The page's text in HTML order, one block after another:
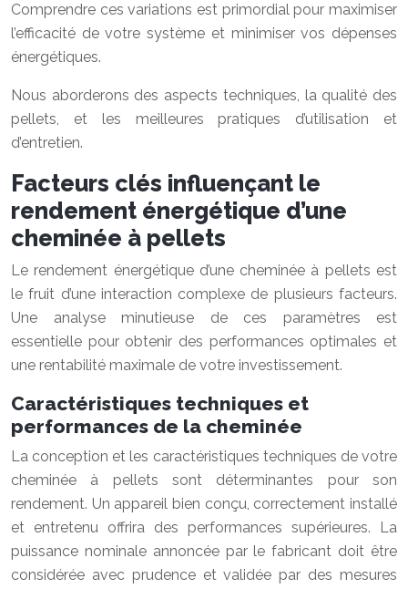
Comprendre ces variations est primordial pour maximiser
l’efficacité de votre système et minimiser vos dépenses
énergétiques.
Nous aborderons des aspects techniques, la qualité des
pellets, et les meilleures pratiques d’utilisation et
d’entretien.
Facteurs clés influençant le
rendement énergétique d’une
cheminée à pellets
Le rendement énergétique d’une cheminée à pellets est
le fruit d’une interaction complexe de plusieurs facteurs.
Une analyse minutieuse de ces paramètres est
essentielle pour obtenir des performances optimales et
une rentabilité maximale de votre investissement.
Caractéristiques techniques et
performances de la cheminée
La conception et les caractéristiques techniques de votre
cheminée à pellets sont déterminantes pour son
rendement. Un appareil bien conçu, correctement installé
et entretenu offrira des performances supérieures. La
puissance nominale annoncée par le fabricant doit être
considérée avec prudence et validée par des mesures